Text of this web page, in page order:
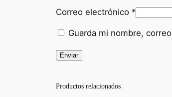
Correo electrónico *
Guarda mi nombre,
Productos relacionados